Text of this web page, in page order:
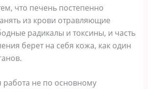
что печень постепенно
из крови отравляющие
радикалы и токсины, и часть
берет на себя кожа, как один
работа не по основному